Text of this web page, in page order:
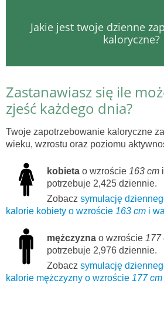
Jakie jest twoje dzienne
kaloryczne?
Zastanawiasz się ile
zjeść każdego dnia?
Twoje zapotrzebowanie kaloryczne
wieku, wzrostu oraz poziomu
kobieta o wzroście 163 cm
potrzebuje 2,425 dziennie.
Zobacz symulację
kalorie kobiety o wzroście 163 cm i
mężczyzna o wzroście 177
potrzebuje 2,976 dziennie.
Zobacz symulację
kalorie mężczyzny o wzroście 177 cm